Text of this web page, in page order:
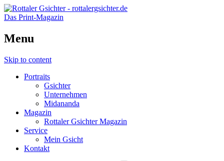
Das Print-Magazin
Menu
Skip to content
Portraits
Gsichter
Unternehmen
Midananda
Magazin
Rottaler Gsichter Magazin
Service
Mein Gsicht
Kontakt